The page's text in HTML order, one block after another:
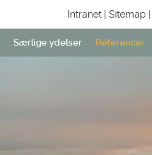
Intranet |Sitemap |
Særlige ydelser Referencer